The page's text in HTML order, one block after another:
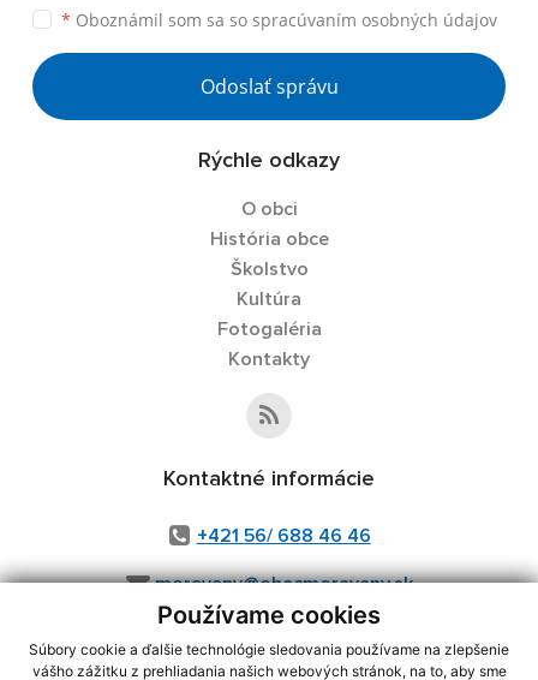
Používame cookies
Súbory cookie a ďalšie technológie sledovania používame na zlepšenie
vášho zážitku z prehliadania našich webových stránok, na to, aby sme
* Oboznámil som sa so spracúvaním osobných údajov
Odoslať správu
Rýchle odkazy
O obci
História obce
Školstvo
Kultúra
Fotogaléria
Kontakty
Kontaktné informácie
+421 56/ 688 46 46
moravany@obecmoravany.sk